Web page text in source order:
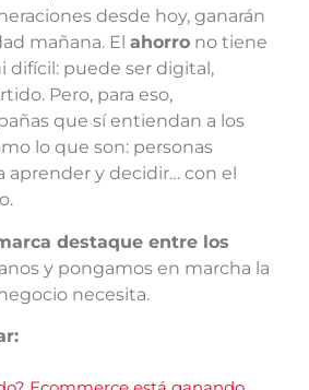
desde hoy, ganarán
mañana. El ahorro no tiene
difícil: puede ser digital,
Pero, para eso,
que sí entiendan a los
lo que son: personas
aprender y decidir… con el
destaque entre los
y pongamos en marcha la
necesita.